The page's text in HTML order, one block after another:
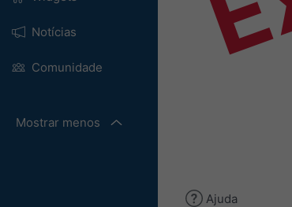
Notícias
Comunidade
Mostrar menos
Ajuda